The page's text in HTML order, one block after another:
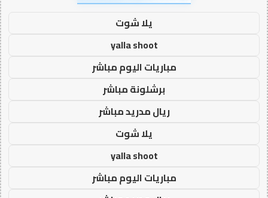
يلا شوت
yalla shoot
مباريات اليوم مباشر
برشلونة مباشر
ريال مدريد مباشر
يلا شوت
yalla shoot
مباريات اليوم مباشر